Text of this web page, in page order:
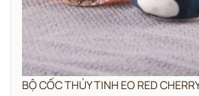
BỘ CỐC THỦY TINH EO RED